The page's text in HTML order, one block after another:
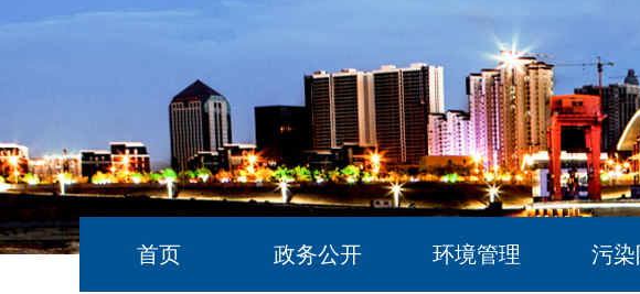
首页 政务公开 环境管理 污